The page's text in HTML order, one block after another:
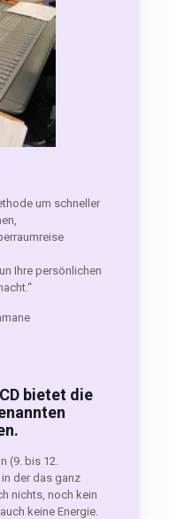
um schneller
Ihre persönlichen
bietet die
(9. bis 12.
der das ganz
nichts, noch kein
keine Energie.